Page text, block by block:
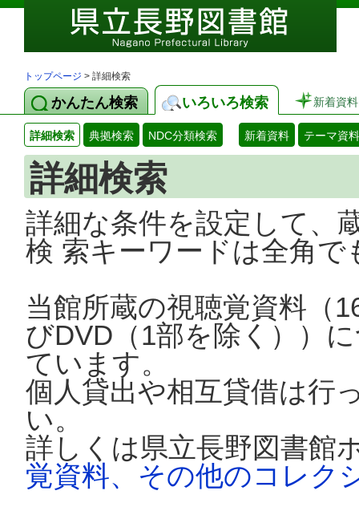
トップページ > 詳細検索
かんたん検索 いろいろ検索 新着資料
詳細検索 典拠検索 NDC分類検索 新着資料 テーマ資料
詳細検索
詳細な条件を設定して、
検 索キーワードは全角
当館所蔵の視聴覚資料（
びDVD（1部を除く））
ています。
個人貸出や相互貸借は行
い。
詳しくは県立長野図書館
覚資料、その他のコレク